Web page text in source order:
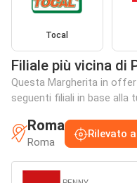
Tocal
Filiale più vicina di
Questa Margherita in
seguenti filiali in base alla
Roma
Roma
Rilevato